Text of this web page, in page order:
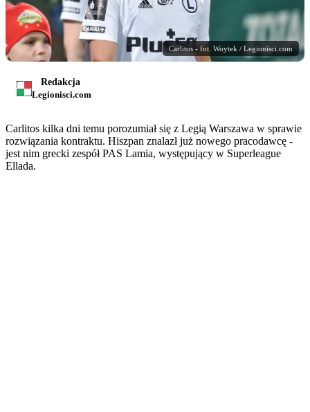
Carlitos - fot. Woytek / Legionisci.com
Redakcja
Legionisci.com
Carlitos kilka dni temu porozumiał się z Legią Warszawa w sprawie
rozwiązania kontraktu. Hiszpan znalazł już nowego pracodawcę -
jest nim grecki zespół PAS Lamia, występujący w Superleague
Ellada.